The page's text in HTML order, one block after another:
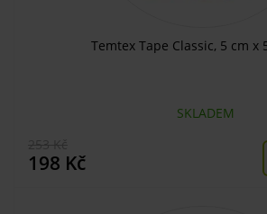
Temtex Tape Classic, 5 cm x
SKLADEM
198 Kč